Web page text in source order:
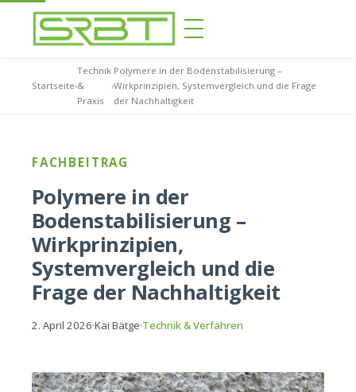
Startseite›
Technik
&
Praxis
›
Polymere in der Bodenstabilisierung –
Wirkprinzipien, Systemvergleich und die Frage
der Nachhaltigkeit
FACHBEITRAG
Polymere in der
Bodenstabilisierung –
Wirkprinzipien,
Systemvergleich und die
Frage der Nachhaltigkeit
2. April 2026·Kai Bätge·Technik & Verfahren